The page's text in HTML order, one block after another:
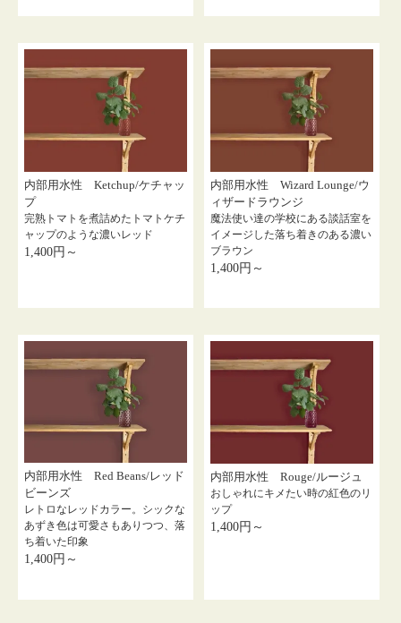
内部用水性 Ketchup/ケチャッ
プ
完熟トマトを煮詰めたトマトケチ
ャップのような濃いレッド
1,400円～
内部用水性 Wizard Lounge/ウ
ィザードラウンジ
魔法使い達の学校にある談話室を
イメージした落ち着きのある濃い
ブラウン
1,400円～
内部用水性 Red Beans/レッド
ビーンズ
レトロなレッドカラー。シックな
あずき色は可愛さもありつつ、落
ち着いた印象
1,400円～
内部用水性 Rouge/ルージュ
おしゃれにキメたい時の紅色のリ
ップ
1,400円～